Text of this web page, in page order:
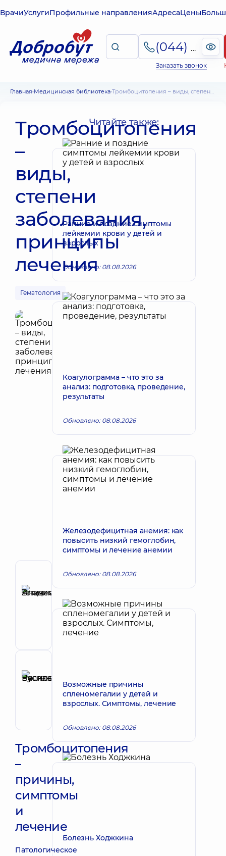
ВрачиУслугиПрофильные направленияАдресаЦены
(044) 495-2-888
Заказать звонок
Главная Медицинская библиотека Тромбоцитопения – виды, степени заболевания, принципы лечения
Тромбоцитопения
–
виды,
степени
заболевания,
принципы
лечения
Гематология
Автор
Аникеева
Татьяна
Владимировна
Терапевт;
Кардиолог;
Запись к врачу
Руслан
Васильевич
Запись к врачу
Тромбоцитопения
–
причины,
симптомы
и
лечение
Патологическое
Читайте также:
Ранние и поздние симптомы
лейкемии крови у детей и
взрослых
Обновлено: 08.08.2026
Коагулограмма – что это за
анализ: подготовка, проведение,
результаты
Обновлено: 08.08.2026
Железодефицитная анемия: как
повысить низкий гемоглобин,
симптомы и лечение анемии
Обновлено: 08.08.2026
Возможные причины
спленомегалии у детей и
взрослых. Симптомы, лечение
Обновлено: 08.08.2026
Болезнь Ходжкина